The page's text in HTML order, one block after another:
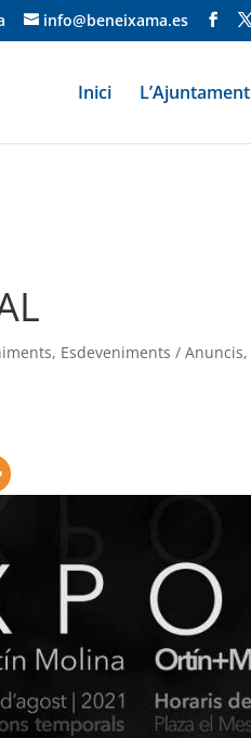
info@beneixama.es
Inici L’Ajuntament
, Esdeveniments / Anuncis,